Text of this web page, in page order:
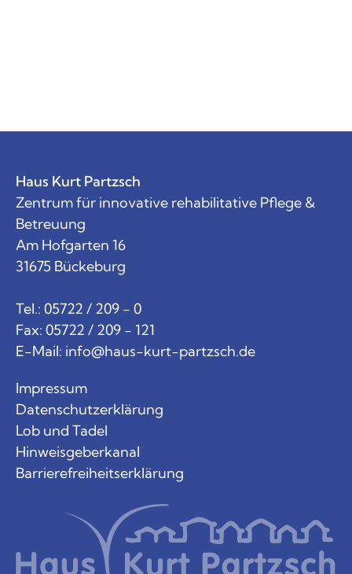
Haus Kurt Partzsch
Zentrum für innovative rehabilitative Pflege &
Betreuung
Am Hofgarten 16
31675 Bückeburg
Tel.: 05722 / 209 - 0
Fax: 05722 / 209 - 121
E-Mail: info@haus-kurt-partzsch.de
Impressum
Datenschutzerklärung
Lob und Tadel
Hinweisgeberkanal
Barrierefreiheitserklärung